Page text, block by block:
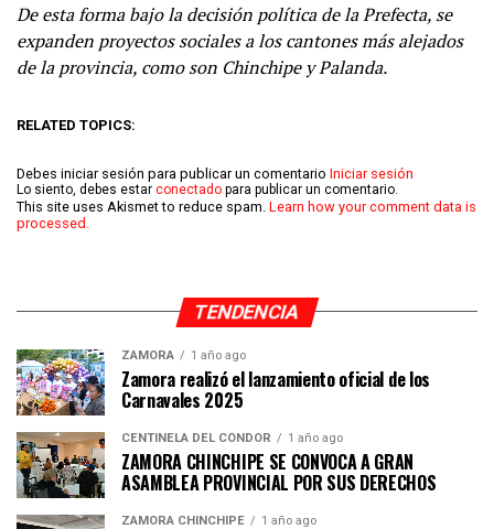
De esta forma bajo la decisión política de la Prefecta, se
expanden proyectos sociales a los cantones más alejados
de la provincia, como son Chinchipe y Palanda.
RELATED TOPICS:
Debes iniciar sesión para publicar un comentario Iniciar sesión
Lo siento, debes estar conectado para publicar un comentario.
This site uses Akismet to reduce spam. Learn how your comment data is
processed.
TENDENCIA
ZAMORA 1 año ago
Zamora realizó el lanzamiento oficial de los
Carnavales 2025
CENTINELA DEL CÓNDOR 1 año ago
ZAMORA CHINCHIPE SE CONVOCA A GRAN
ASAMBLEA PROVINCIAL POR SUS DERECHOS
ZAMORA CHINCHIPE 1 año ago